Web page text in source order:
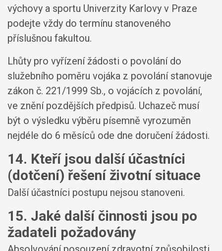
výchovy a sportu Univerzity Karlovy v Praze
podejte vždy do termínu stanoveného
příslušnou fakultou.
Lhůty pro vyřízení žádosti o povolání do
služebního poměru vojáka z povolání stanovuje
zákon č. 221/1999 Sb., o vojácích z povolání,
ve znění pozdějších předpisů. Uchazeč musí
být o výsledku výběru písemně vyrozuměn
nejdéle do 6 měsíců ode dne doručení žádosti.
14. Kteří jsou další účastníci
(dotčení) řešení životní situace
Další účastníci postupu nejsou stanoveni.
15. Jaké další činnosti jsou po
žadateli požadovány